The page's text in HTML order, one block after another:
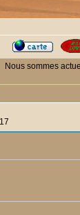
Nous sommes